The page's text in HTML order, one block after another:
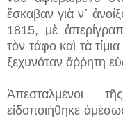
ἔσκαβαν γιὰ ν᾿
1815, μὲ
τὸν τάφο καὶ τὰ
ξεχυνόταν ἄῤῥητη
Ἀπεσταλμένοι
εἰδοποιήθηκε